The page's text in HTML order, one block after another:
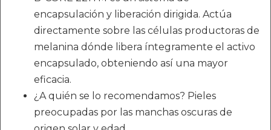
encapsulación y liberación dirigida. Actúa
directamente sobre las células productoras de
melanina dónde libera íntegramente el activo
encapsulado, obteniendo así una mayor
eficacia.
¿A quién se lo recomendamos? Pieles
preocupadas por las manchas oscuras de